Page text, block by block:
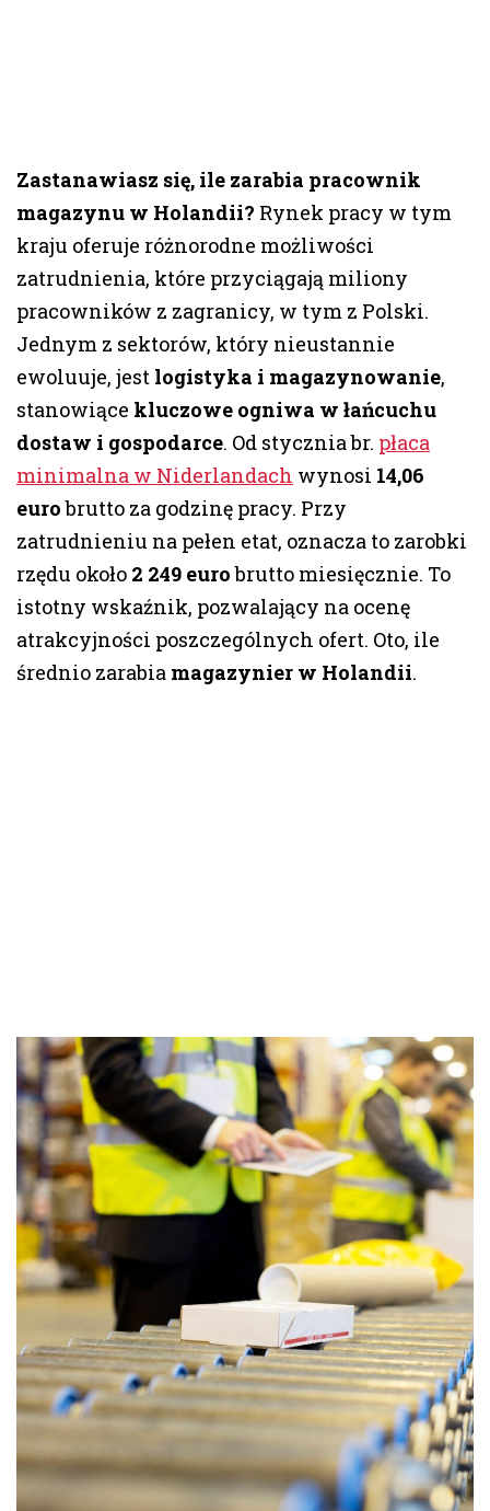
Zastanawiasz się, ile zarabia pracownik
magazynu w Holandii? Rynek pracy w tym
kraju oferuje różnorodne możliwości
zatrudnienia, które przyciągają miliony
pracowników z zagranicy, w tym z Polski.
Jednym z sektorów, który nieustannie
ewoluuje, jest logistyka i magazynowanie,
stanowiące kluczowe ogniwa w łańcuchu
dostaw i gospodarce. Od stycznia br. płaca
minimalna w Niderlandach wynosi 14,06
eurobrutto za godzinę pracy. Przy
zatrudnieniu na pełen etat, oznacza to zarobki
rzędu około 2 249 eurobrutto miesięcznie. To
istotny wskaźnik, pozwalający na ocenę
atrakcyjności poszczególnych ofert. Oto, ile
średnio zarabia magazynier w Holandii.